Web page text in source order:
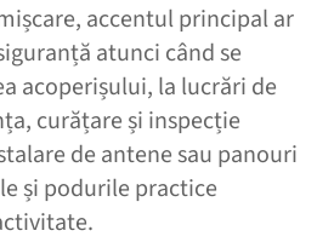
accentul principal ar
atunci când se
acoperișului, la lucrări de
curățare și inspecție
de antene sau panouri
și podurile practice